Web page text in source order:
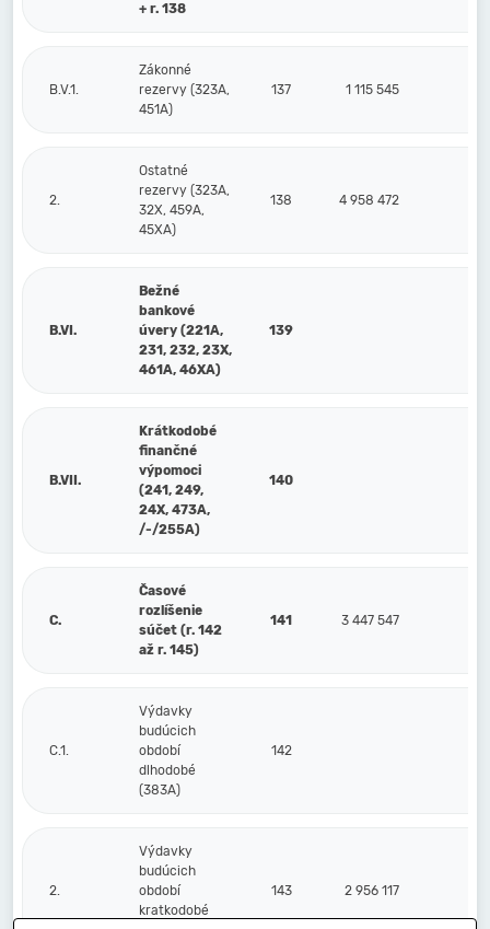
+ r. 138
B.V.1.
Zákonné
rezervy (323A,
451A)
137 1 115 545
2.
Ostatné
rezervy (323A,
32X, 459A,
45XA)
138 4 958 472
B.VI.
Bežné
bankové
úvery (221A,
231, 232, 23X,
461A, 46XA)
139
B.VII.
Krátkodobé
finančné
výpomoci
(241, 249,
24X, 473A,
/-/255A)
140
C.
Časové
rozlíšenie
súčet (r. 142
až r. 145)
141 3 447 547
C.1.
Výdavky
budúcich
období
dlhodobé
(383A)
142
2.
Výdavky
budúcich
období
kratkodobé
143 2 956 117